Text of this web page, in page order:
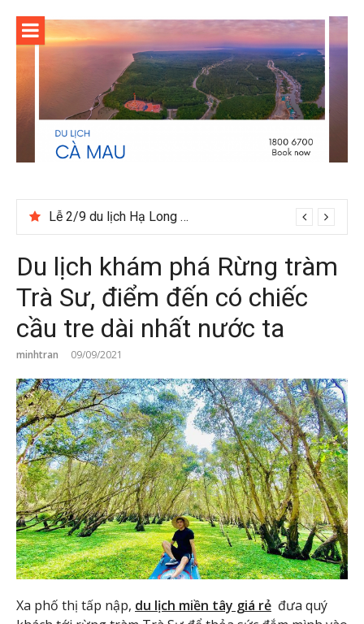
content
Du lịch Ninh Bình tháng 12 có gì đáng trải nghiệm
Lễ 2/9 du lịch Hạ Long nên đia tour hay tự túc
Du lịch khám phá Rừng tràm
Trà Sư, điểm đến có chiếc
cầu tre dài nhất nước ta
minhtran 09/09/2021
Xa phố thị tấp nập, du lịch miền tây giá rẻ đưa quý